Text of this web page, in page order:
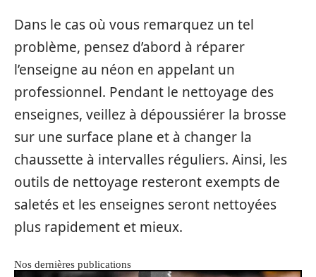
Dans le cas où vous remarquez un tel
problème, pensez d’abord à réparer
l’enseigne au néon en appelant un
professionnel. Pendant le nettoyage des
enseignes, veillez à dépoussiérer la brosse
sur une surface plane et à changer la
chaussette à intervalles réguliers. Ainsi, les
outils de nettoyage resteront exempts de
saletés et les enseignes seront nettoyées
plus rapidement et mieux.
Nos dernières publications